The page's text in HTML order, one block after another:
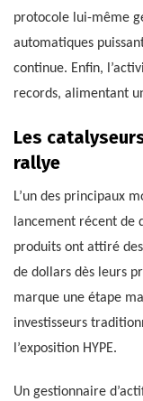
protocole lui-même
automatiques
continue. Enfin,
records, alimentant
Les
rallye
L’un des principaux
lancement récent de
produits ont attiré
de dollars dès leurs
marque une étape
investisseurs
l’exposition HYPE.
Un gestionnaire